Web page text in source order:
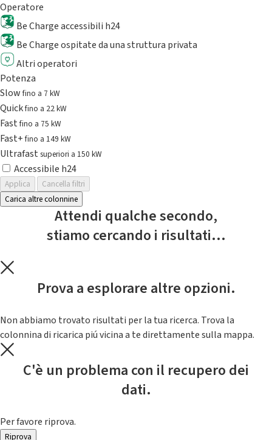
Operatore
Be Charge accessibili h24
Be Charge ospitate da una struttura privata
Altri operatori
Potenza
Slowfino a 7 kW
Quickfino a 22 kW
Fastfino a 75 kW
Fast+fino a 149 kW
Ultrafast superiori a 150 kW
Accessibile h24
Applica
Cancella filtri
Carica altre colonnine
Attendi qualche secondo,
stiamo cercando i risultati...
Prova a esplorare altre opzioni.
Non abbiamo trovato risultati per la tua ricerca. Trova la
colonnina di ricarica piú vicina a te direttamente sulla mappa.
C'è un problema con il recupero dei
dati.
Per favore riprova.
Riprova